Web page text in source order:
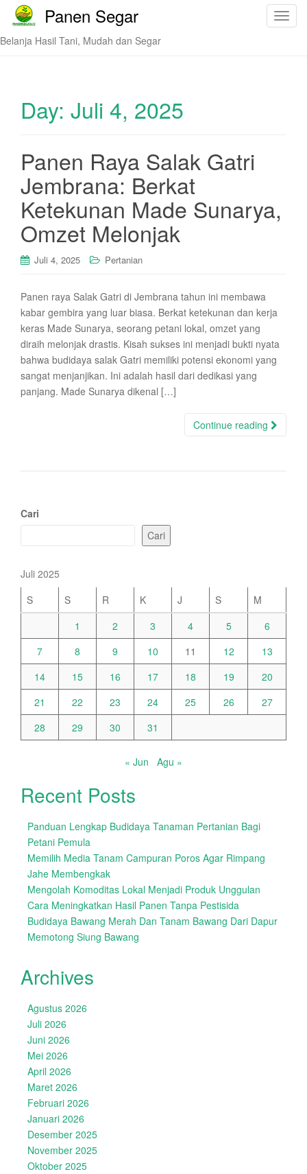
T
Panen Segar
Belanja Hasil Tani, Mudah dan Segar
Day: Juli 4, 2025
Panen Raya Salak Gatri
Jembrana: Berkat
Ketekunan Made Sunarya,
Omzet Melonjak
Juli 4, 2025 Pertanian
Panen raya Salak Gatri di Jembrana tahun ini membawa
kabar gembira yang luar biasa. Berkat ketekunan dan kerja
keras Made Sunarya, seorang petani lokal, omzet yang
diraih melonjak drastis. Kisah sukses ini menjadi bukti nyata
bahwa budidaya salak Gatri memiliki potensi ekonomi yang
sangat menjanjikan. Ini adalah hasil dari dedikasi yang
panjang. Made Sunarya dikenal […]
Continue reading
Cari
Cari
Juli 2025
S
S R K J S
M
1
2 3 4 5
6
7
8 9 10 11 12
13
14
15 16 17 18 19
20
21
22 23 24 25 26
27
28
29 30 31
« Jun Agu »
Recent Posts
Panduan Lengkap Budidaya Tanaman Pertanian Bagi
Petani Pemula
Memilih Media Tanam Campuran Poros Agar Rimpang
Jahe Membengkak
Mengolah Komoditas Lokal Menjadi Produk Unggulan
Cara Meningkatkan Hasil Panen Tanpa Pestisida
Budidaya Bawang Merah Dan Tanam Bawang Dari Dapur
Memotong Siung Bawang
Archives
Agustus 2026
Juli 2026
Juni 2026
Mei 2026
April 2026
Maret 2026
Februari 2026
Januari 2026
Desember 2025
November 2025
Oktober 2025